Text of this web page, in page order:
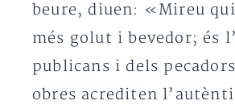
beure, diuen: «Mireu
més golut i bevedor; és
publicans i dels
obres acrediten